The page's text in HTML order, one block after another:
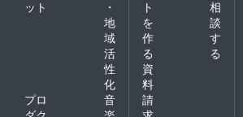
ット
・
地
域
活
性
化
プロ
音
ト
を
作
る
相
談
す
る
資
料
請